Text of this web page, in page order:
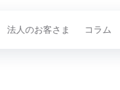
法人のお客さま コラム